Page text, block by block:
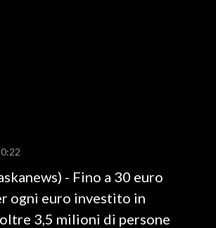
- Fino a 30 euro
ogni euro investito in
3,5 milioni di persone